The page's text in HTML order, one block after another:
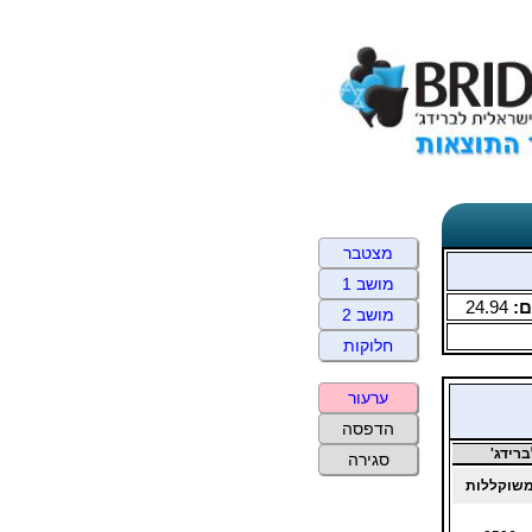
24.94
מצטבר
מושב 1
מושב 2
חלוקות
ערעור
הדפסה
סגירה